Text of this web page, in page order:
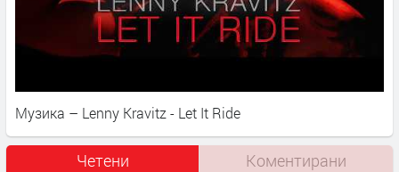
Музика – Lenny Kravitz - Let It Ride
Четени Коментирани